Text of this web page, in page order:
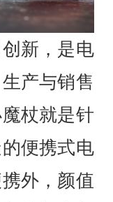
新，是电
产与销售
杖就是针
便携式电
外，颜值